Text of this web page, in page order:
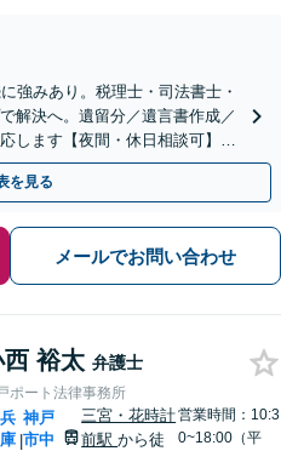
強みあり。税理士・司法書士・
解決へ。遺留分／遺言書作成／
します【夜間・休日相談可】
を見る
メールでお問い合わせ
西 裕太 弁護士
ポート法律事務所
兵
庫 |
神戸
市中
三宮・花時計
前駅から徒
営業時間：10:3
0~18:00（平